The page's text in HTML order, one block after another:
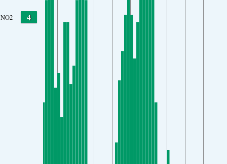
NO2 4